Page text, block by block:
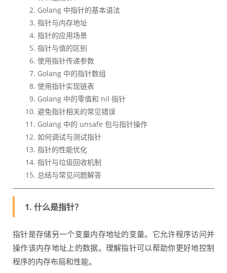
Golang 中指针的基本语法
指针与内存地址
指针的应用场景
指针与值的区别
使用指针传递参数
Golang 中的指针数组
使用指针实现链表
Golang 中的零值和 nil 指针
避免指针相关的常见错误
Golang 中的 unsafe 包与指针操作
如何调试与测试指针
指针的性能优化
指针与垃圾回收机制
总结与常见问题解答
1. 什么是指针？
指针是存储另一个变量内存地址的变量。它允许程序访问并
操作该内存地址上的数据。理解指针可以帮助你更好地控制
程序的内存布局和性能。